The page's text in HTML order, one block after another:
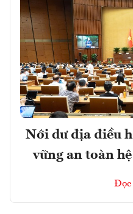
Nới dư địa điều
vững an toàn
Đọc